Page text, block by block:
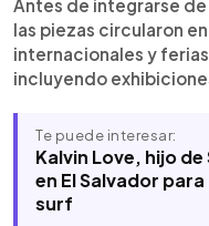
Antes de integrarse
las piezas circularon
internacionales y
incluyendo
Te puede interesar:
Kalvin Love, hijo
en El Salvador
surf